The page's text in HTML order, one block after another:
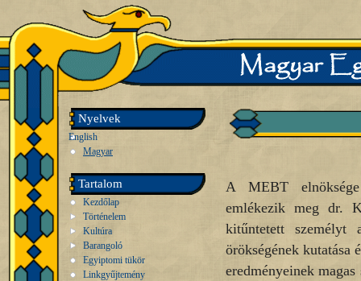
Nyelvek
English
Magyar
Tartalom
Kezdőlap
Történelem
Kultúra
Barangoló
Egyiptomi tükör
Linkgyűjtemény
A MEBT
emlékezik meg dr.
kitűntetett
örökségének kutatása
eredményeinek